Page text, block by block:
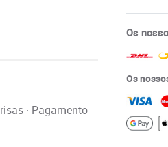
Os
Os
· Pagamento